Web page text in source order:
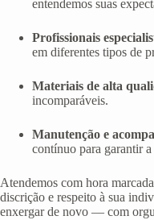
entendemos suas
Profissionais
em diferentes tipos de
Materiais de alta
incomparáveis.
Manutenção e
contínuo para garantir
Atendemos com hora
discrição e respeito à sua
enxergar de novo — com